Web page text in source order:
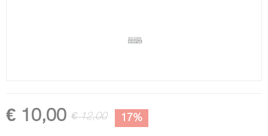
€ 10,00 € 12,00 17%